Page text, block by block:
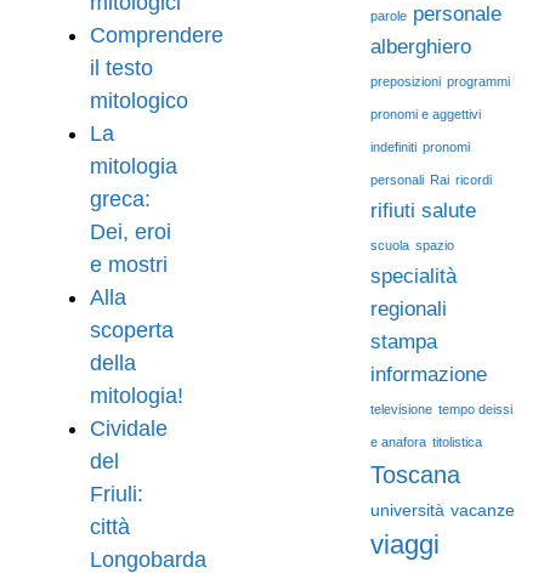
Comprendere
il testo
mitologico
La
mitologia
greca:
Dei, eroi
e mostri
Alla
scoperta
della
mitologia!
Cividale
del
Friuli:
città
Longobarda
parole personale
alberghiero
preposizioni programmi
pronomi e aggettivi
indefiniti pronomi
personali Rai ricordi
rifiuti salute
scuola spazio
specialità
regionali
stampa
informazione
televisione tempo deissi
e anafora titolistica
Toscana
università vacanze
viaggi